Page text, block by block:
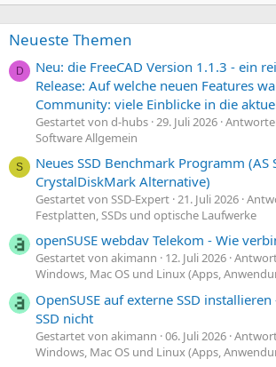
Neueste Themen
D
Neu: die FreeCAD Version 1.1.3 - ein
Release: Auf welche neuen Features
Community: viele Einblicke in die
Gestartet von d-hubs 29. Juli 2026
Software Allgemein
S
Neues SSD Benchmark Programm (AS
CrystalDiskMark Alternative)
Gestartet von SSD-Expert 21. Juli 2026
Festplatten, SSDs und optische Laufwerke
openSUSE webdav Telekom - Wie
Gestartet von akimann 12. Juli 2026
Windows, Mac OS und Linux (Apps,
OpenSUSE auf externe SSD
SSD nicht
Gestartet von akimann 06. Juli 2026
Windows, Mac OS und Linux (Apps,